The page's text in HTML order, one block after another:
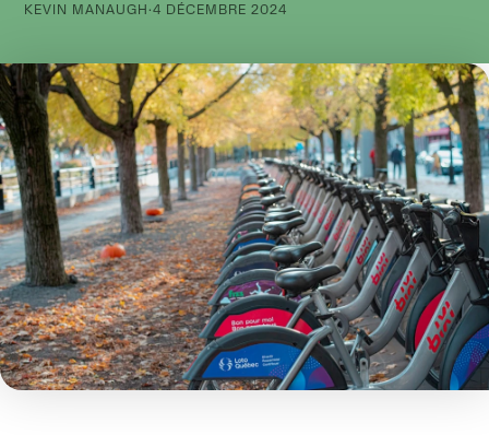
KEVIN MANAUGH·4 DÉCEMBRE 2024